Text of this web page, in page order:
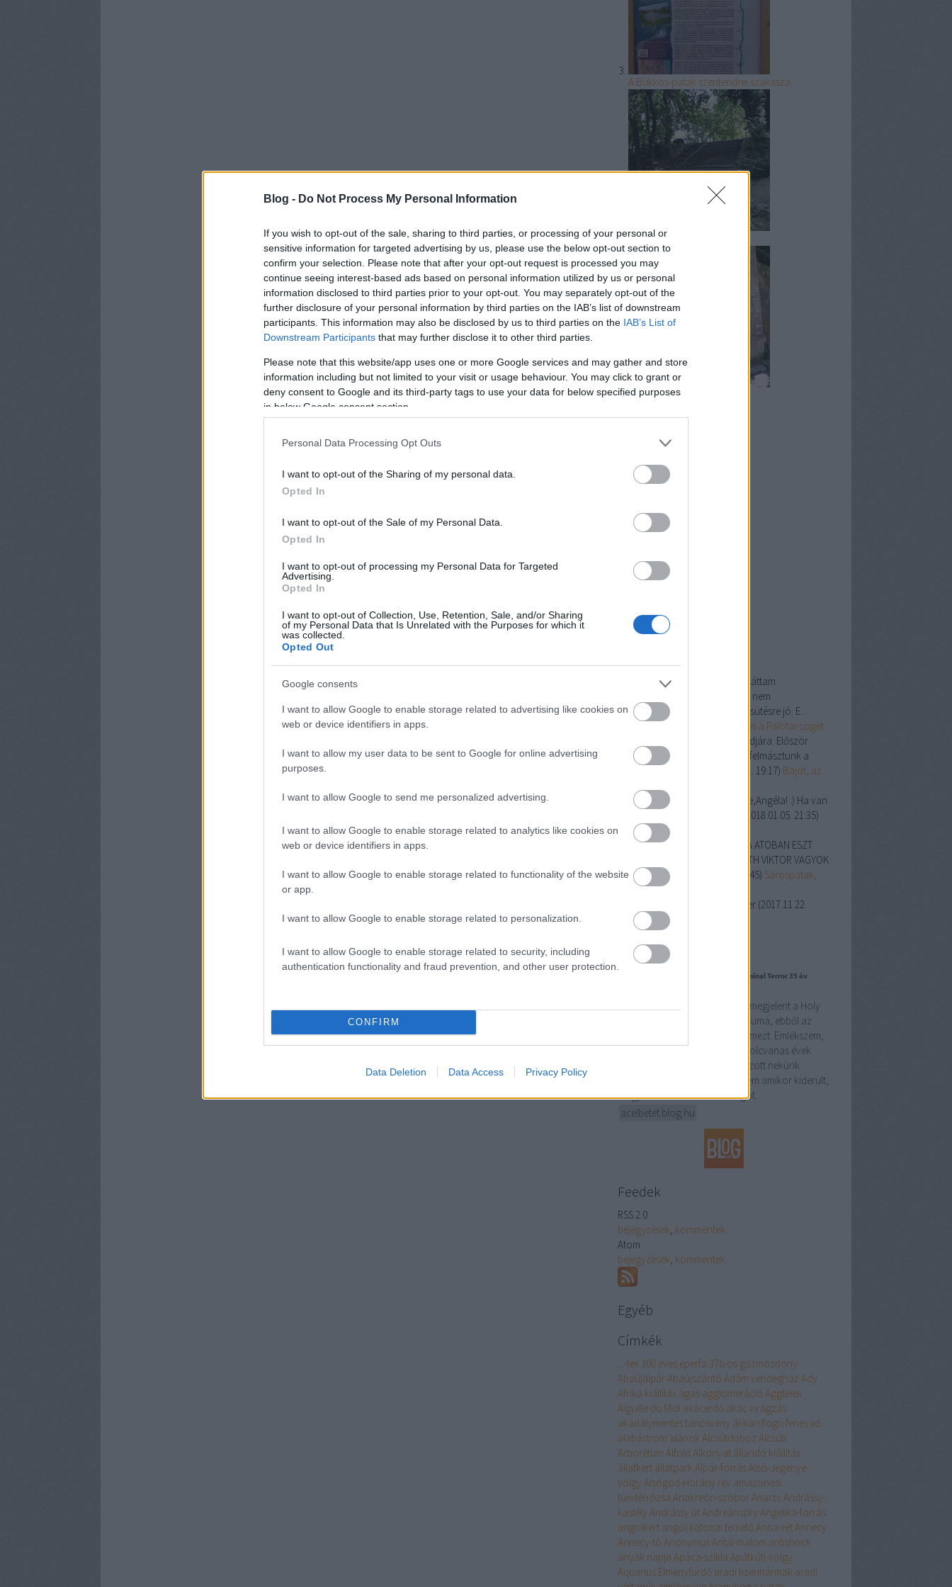
Blog - Do Not Process My Personal Information
If you wish to opt-out of the sale, sharing to third parties, or processing of your personal or
sensitive information for targeted advertising by us, please use the below opt-out section to
confirm your selection. Please note that after your opt-out request is processed you may
continue seeing interest-based ads based on personal information utilized by us or personal
information disclosed to third parties prior to your opt-out. You may separately opt-out of the
further disclosure of your personal information by third parties on the IAB’s list of downstream
participants. This information may also be disclosed by us to third parties on the IAB’s List of
Downstream Participants that may further disclose it to other third parties.
Please note that this website/app uses one or more Google services and may gather and store
information including but not limited to your visit or usage behaviour. You may click to grant or
deny consent to Google and its third-party tags to use your data for below specified purposes
in below Google consent section.
Personal Data Processing Opt Outs
I want to opt-out of the Sharing of my personal data.
Opted In
I want to opt-out of the Sale of my Personal Data.
Opted In
I want to opt-out of processing my Personal Data for Targeted
Advertising.
Opted In
I want to opt-out of Collection, Use, Retention, Sale, and/or Sharing
of my Personal Data that Is Unrelated with the Purposes for which it
was collected.
Opted Out
Google consents
I want to allow Google to enable storage related to advertising like cookies on
web or device identifiers in apps.
I want to allow my user data to be sent to Google for online advertising
purposes.
I want to allow Google to send me personalized advertising.
I want to allow Google to enable storage related to analytics like cookies on
web or device identifiers in apps.
I want to allow Google to enable storage related to functionality of the website
or app.
I want to allow Google to enable storage related to personalization.
I want to allow Google to enable storage related to security, including
authentication functionality and fraud prevention, and other user protection.
CONFIRM
Data Deletion Data Access Privacy Policy
A Bükkös-patak szentendrei szakasza
A gödi Duna-part
Irma-forrás, Magyarkút
2019 január
2015 augusztus
2015 június
(
2014 május
(
2014 február
2014 január
2013 október
Tovább
...
Széles Sándor:
A szigeten nem láttam
tűzrakóhelyet. Érdekes hely, de nem
bográcsozásra vagy szalonnasütésre jó. E...
2018.05.20. 19:06
A Népsziget és a Palotai-sziget
Mi ma voltunk ott másodjára. Először
tavaly az Országos kéktúráról felmásztunk a
2018.05.01. 19:17) Bajót, az
Tibor Albert:Én sűrűn járok erre,Angéla! :) Ha van
2018.01.05. 21:35)
Hárs-hegyi túra
Horváth Viktor:
SZIA MIVAN ABA ATOBAN ESZT
SZERETNÉM MEG TUT NI HORVÁTH VIKTOR VAGYOK
TUDOS VAGYOK
2017.12.28. 20:45) Sárospatak,
tengerszem
Kb 8-10 kilométer (2017.11.22.
18:41
A Spartacus-ösvény
Blogajánló
A feszültség hangjai – Holy Moses, Terminal Terror 35 év
A napokban volt 35 éve, hogy megjelent a Holy
Moses Terminal Terror című albuma, ebből az
alkalomból vettem elő újra a lemezt. Emlékszem,
hogy a német Holy Moses a nyolcvanas évek
közepén mekkora sokkot okozott nekünk.
Nemcsak a zenéjük miatt, hanem amikor kiderült,
hogy azt az extrém énekhangot…
acelbetet.blog.hu
Feedek
RSS 2.0
bejegyzések, kommentek
Atom
bejegyzések, kommentek
Egyéb
Címkék
...-tex300 éves eperfa 376-os gőzmozdony
AbaújalpárAbaújszántó Ádám vendégház Ady
Afrika kiállítás ágas agglomeráció Aggtelek
Aiguille du Midi akácerdő akác virágzás
akadálymentes tanösvény ál-kardfogú fenevad
alabástrom alánok Alcsútdoboz Alcsúti
Arborétum Alföld Alkonyat állandó kiállítás
állatkert állatpark Alpár-forrásAlsó-Jegenye-
völgy Alsógöd-Horány rév amazonasi
tündérrózsa Anakreón-szoborAnarcsAndrássy-
kastély Andrássy útAndreánszky Angelika-forrás
angolkert angol katonai temető Anna-rétAnnecy
Annecy-tó AnonymusAntal-malom antishock
anyák napja Apáca-szikla Apátkúti-völgy
Aquarius Élményfürdő aradi tizenhármak aradi